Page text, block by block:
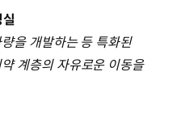
을 개발하는 등 특화된
계층의 자유로운 이동을